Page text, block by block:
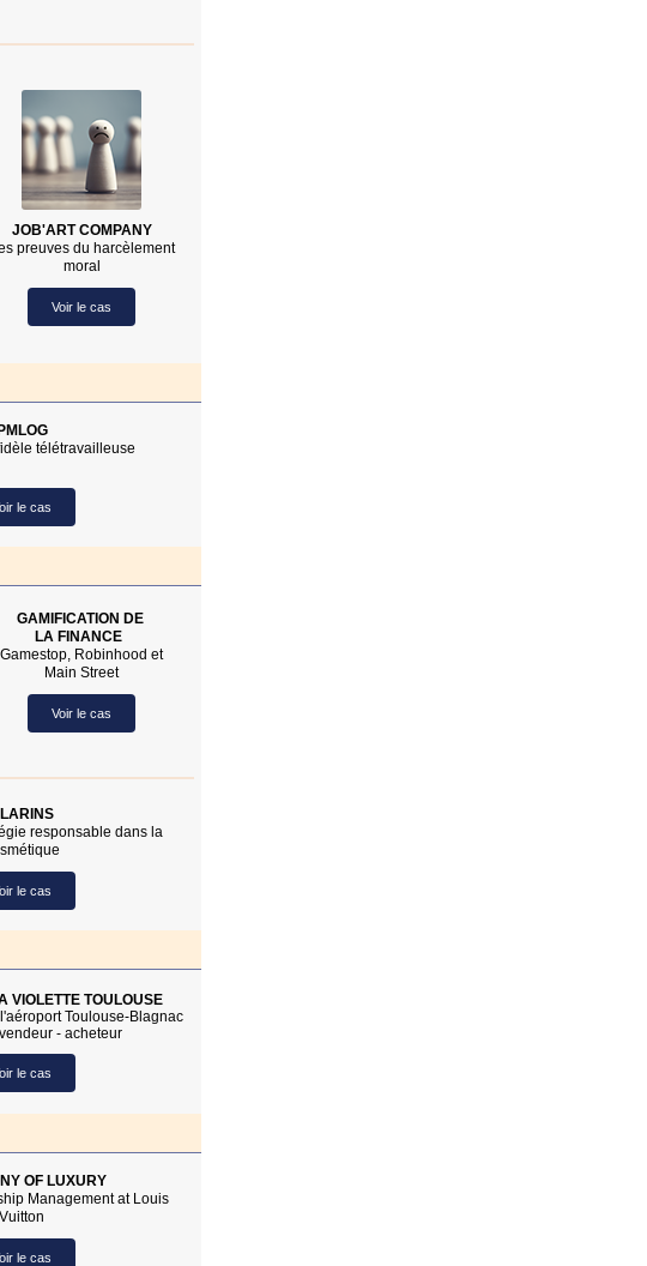
JOB'ART COMPANY
preuves du harcèlement
moral
Voir le cas
PMLOG
télétravailleuse
le cas
GAMIFICATION DE
LA FINANCE
Gamestop, Robinhood et
Main Street
Voir le cas
responsable dans la
le cas
VIOLETTE TOULOUSE
Toulouse-Blagnac
- acheteur
le cas
OF LUXURY
Management at Louis
Vuitton
le cas